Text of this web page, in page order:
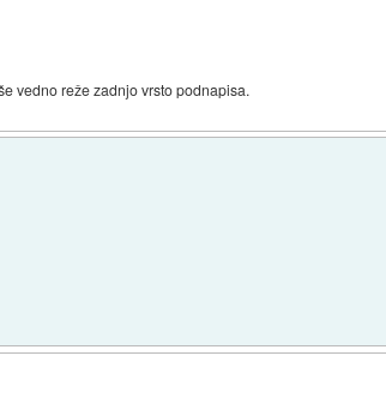
vedno reže zadnjo vrsto podnapisa.